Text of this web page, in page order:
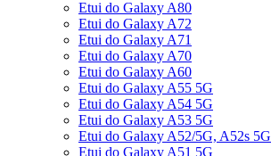
Etui do Galaxy A80
Etui do Galaxy A72
Etui do Galaxy A71
Etui do Galaxy A70
Etui do Galaxy A60
Etui do Galaxy A55 5G
Etui do Galaxy A54 5G
Etui do Galaxy A53 5G
Etui do Galaxy A52/5G, A52s 5G
Etui do Galaxy A51 5G